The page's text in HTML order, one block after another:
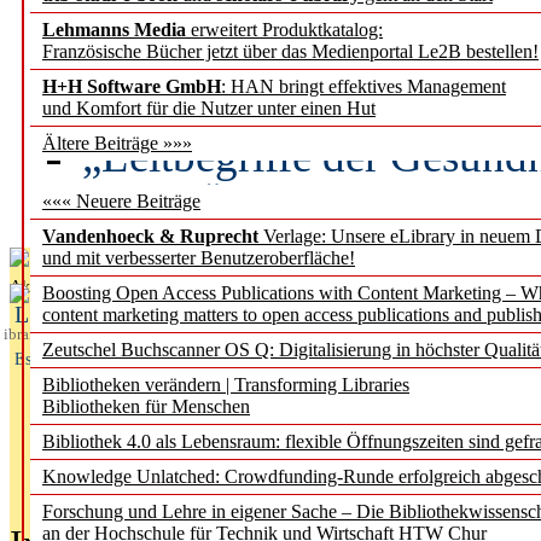
Lehmanns Media erweitert Produktkatalog:
Französische Bücher jetzt über das Medienportal Le2B bestellen!
H+H Software GmbH: HAN bringt effektives Management
und Komfort für die Nutzer unter einen Hut
Ältere Beiträge »»»
««« Neuere Beiträge
Vandenhoeck & Ruprecht Verlage: Unsere eLibrary in neuem
und mit verbesserter Benutzeroberfläche!
Boosting Open Access Publications with Content Marketing –
content marketing matters to open access publications and
Zeutschel Buchscanner OS Q: Digitalisierung in höchster
Bibliotheken verändern | Transforming Libraries
Bibliotheken für Menschen
Bibliothek 4.0 als Lebensraum: flexible Öffnungszeiten sind
Knowledge Unlatched: Crowdfunding-Runde erfolgreich
Forschung und Lehre in eigener Sache – Die
an der Hochschule für Technik und Wirtschaft HTW Chur
Künstliche Intelligenz
besser zu verstehen
„Leitbegriffe der
des BIÖG erscheinen
Aktuelles aus
L
ibrary
Essentials